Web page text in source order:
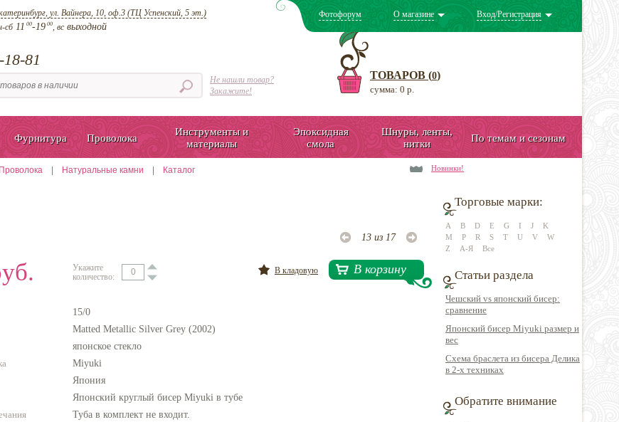
ул. Вайнера, 10, оф.3 (ТЦ Успенский, 5 эт.)
сб11 00-19 00, всвыходной
81
Не нашли товар?
Закажите!
Фотофорум О магазине Вход/Регистрация
ТОВАРОВ (0)
сумма: 0 р.
Фурнитура Проволока
Инструменты и
материалы
Эпоксидная
смола
Шнуры, ленты,
нитки
По темам и сезонам
Проволока Натуральные камни Каталог Новинки!
13 из 17
Укажите
количество:
В корзину
В кладовую
15/0
Matted Metallic Silver Grey (2002)
японское стекло
Miyuki
Япония
Японский круглый бисер Miyuki в тубе
Туба в комплект не входит.
Торговые марки:
A B D E G I J
K
M
P R S T U V
W
Z
А-Я Все
Статьи раздела
Чешский vs японский бисер:
сравнение
Японский бисер Miyuki размер и
вес
Схема браслета из бисера Делика
в 2-х техниках
Обратите внимание